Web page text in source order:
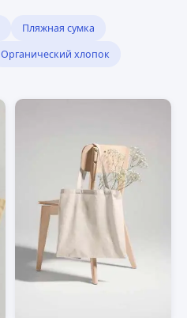
Пляжная сумка
Органический хлопок